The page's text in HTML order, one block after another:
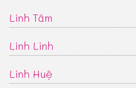
Linh Tâm
Linh Linh
Linh Huệ